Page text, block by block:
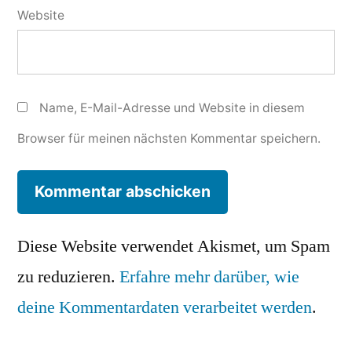
Website
Name, E-Mail-Adresse und Website in diesem
Browser für meinen nächsten Kommentar speichern.
Diese Website verwendet Akismet, um Spam
zu reduzieren. Erfahre mehr darüber, wie
deine Kommentardaten verarbeitet werden.